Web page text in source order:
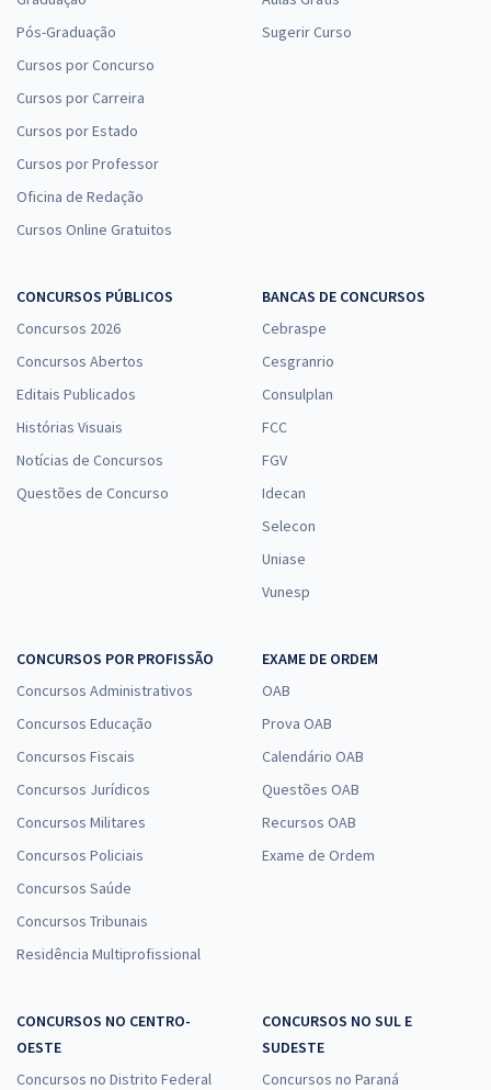
Pós-Graduação
Cursos por Concurso
Cursos por Carreira
Cursos por Estado
Cursos por Professor
Oficina de Redação
Cursos Online Gratuitos
Sugerir Curso
CONCURSOS PÚBLICOS
Concursos 2026
Concursos Abertos
Editais Publicados
Histórias Visuais
Notícias de Concursos
Questões de Concurso
BANCAS DE CONCURSOS
Cebraspe
Cesgranrio
Consulplan
FCC
FGV
Idecan
Selecon
Uniase
Vunesp
CONCURSOS POR PROFISSÃO
Concursos Administrativos
Concursos Educação
Concursos Fiscais
Concursos Jurídicos
Concursos Militares
Concursos Policiais
Concursos Saúde
Concursos Tribunais
Residência Multiprofissional
EXAME DE ORDEM
OAB
Prova OAB
Calendário OAB
Questões OAB
Recursos OAB
Exame de Ordem
CONCURSOS NO CENTRO-
OESTE
Concursos no Distrito Federal
CONCURSOS NO SUL E
SUDESTE
Concursos no Paraná